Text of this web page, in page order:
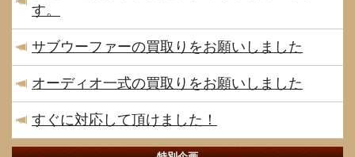
す。
サブウーファーの買取りをお願いしました
オーディオ一式の買取りをお願いしました
すぐに対応して頂けました！